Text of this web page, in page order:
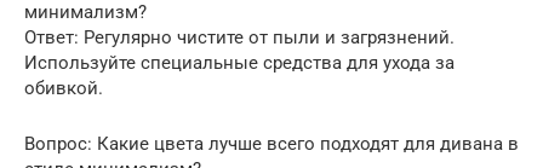
минимализм?
Ответ: Регулярно чистите от пыли и загрязнений.
Используйте специальные средства для ухода за
обивкой.
Вопрос: Какие цвета лучше всего подходят для дивана в